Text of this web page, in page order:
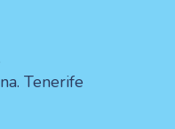
Tenerife